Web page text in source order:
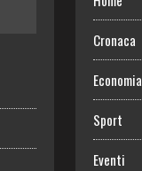
Cronaca
Economia
Sport
Eventi